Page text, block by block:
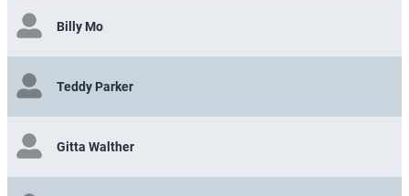
Billy Mo
Teddy Parker
Gitta Walther